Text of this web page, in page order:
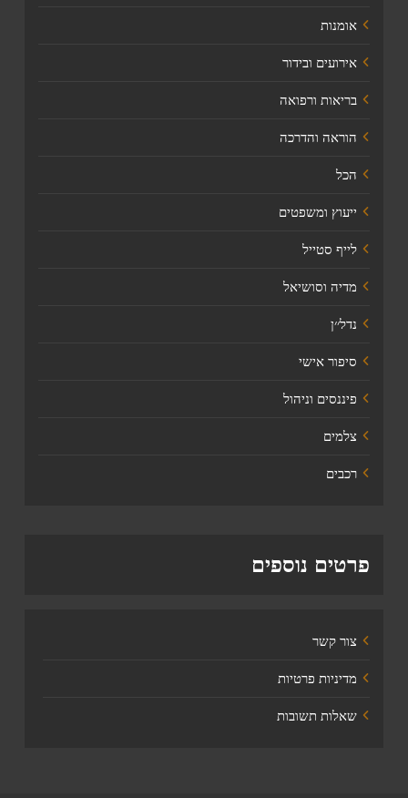
אומנות
אירועים ובידור
בריאות ורפואה
הוראה והדרכה
הכל
ייעוץ ומשפטים
לייף סטייל
מדיה וסושיאל
נדל׳׳ן
סיפור אישי
פיננסים וניהול
צלמים
רכבים
פרטים נוספים
צור קשר
מדיניות פרטיות
שאלות תשובות